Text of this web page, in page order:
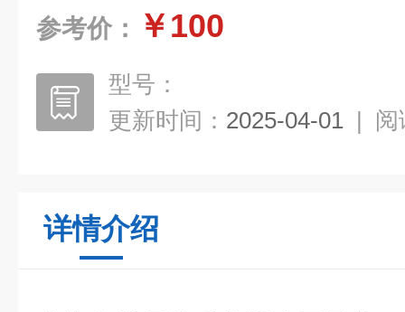
参考价： ￥100
型号：
更新时间： 2025-04-01 | 阅
详情介绍